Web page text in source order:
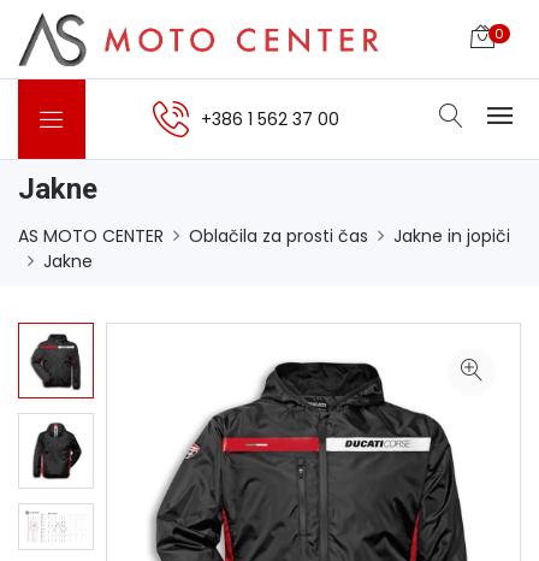
0
+386 1 562 37 00
Jakne
AS MOTO CENTER Oblačila za prosti čas
Jakne in jopiči
Jakne